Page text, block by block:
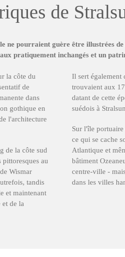
de
ne pourraient guère être illustrées
pratiquement inchangés et un
la côte du
de
dans
gothique en
l'architecture
de la côte sud
au
Wismar
tandis
et maintenant
et de la
Il sert également
trouvaient aux
datant de cette
suédois à
Sur l'île
ce qui se cache
Atlantique et
bâtiment
centre-ville -
dans les villes